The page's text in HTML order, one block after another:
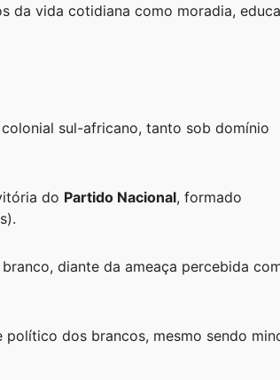
da vida cotidiana como moradia,
sul-africano, tanto sob domínio
do Partido Nacional, formado
diante da ameaça percebida
dos brancos, mesmo sendo